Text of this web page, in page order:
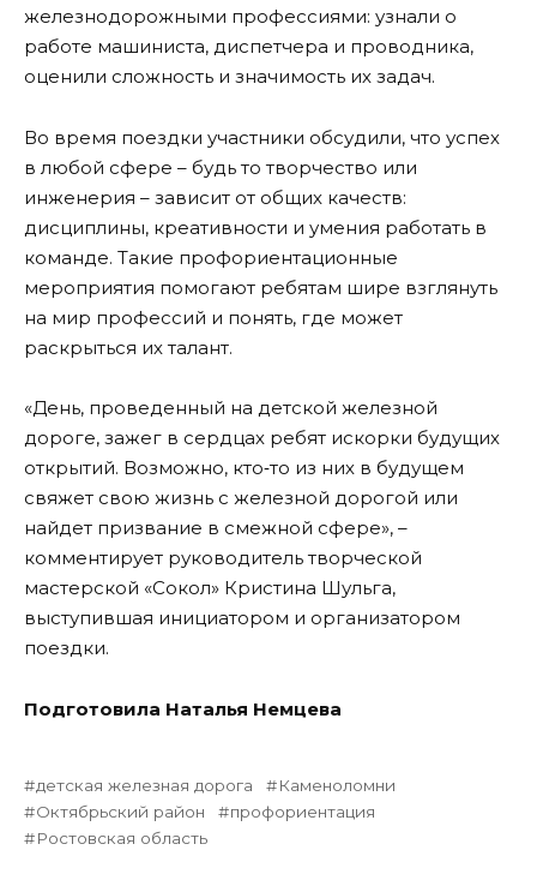
железнодорожными профессиями: узнали о
работе машиниста, диспетчера и проводника,
оценили сложность и значимость их задач.
Во время поездки участники обсудили, что успех
в любой сфере – будь то творчество или
инженерия – зависит от общих качеств:
дисциплины, креативности и умения работать в
команде. Такие профориентационные
мероприятия помогают ребятам шире взглянуть
на мир профессий и понять, где может
раскрыться их талант.
«День, проведенный на детской железной
дороге, зажег в сердцах ребят искорки будущих
открытий. Возможно, кто‑то из них в будущем
свяжет свою жизнь с железной дорогой или
найдет призвание в смежной сфере», –
комментирует руководитель творческой
мастерской «Сокол» Кристина Шульга,
выступившая инициатором и организатором
поездки.
Подготовила Наталья Немцева
детская железная дорога
Каменоломни
Октябрьский район
профориентация
Ростовская область